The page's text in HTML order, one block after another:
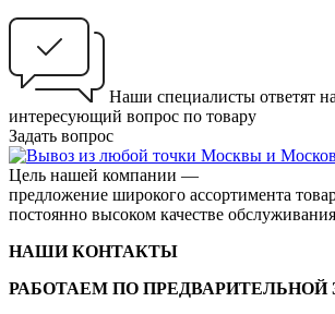
Наши специалисты ответят
интересующий вопрос по товару
Задать вопрос
Цель нашей компании —
предложение широкого ассортимента
постоянно высоком качестве
НАШИ КОНТАКТЫ
РАБОТАЕМ ПО ПРЕДВАРИТЕЛЬНОЙ